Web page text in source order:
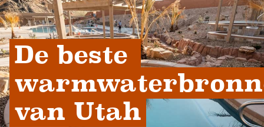
De beste
van Utah